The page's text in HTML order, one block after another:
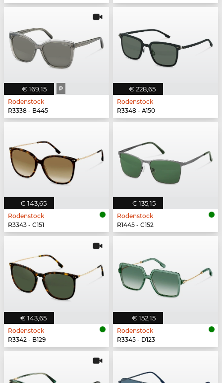
€ 169,15 P
Rodenstock
R3338 - B445
€ 228,65
Rodenstock
R3348 - A150
€ 143,65
Rodenstock
R3343 - C151
€ 135,15
Rodenstock
R1445 - C152
€ 143,65
Rodenstock
R3342 - B129
€ 152,15
Rodenstock
R3345 - D123